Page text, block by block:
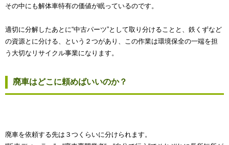
その中にも解体車特有の価値が眠っているのです。
適切に分解したあとに“中古パーツ”として取り分けることと、鉄くずなど
の資源とに分ける、という２つがあり、この作業は環境保全の一端を担
う大切なリサイクル事業になります。
廃車はどこに頼めばいいのか？
廃車を依頼する先は３つくらいに分けられます。